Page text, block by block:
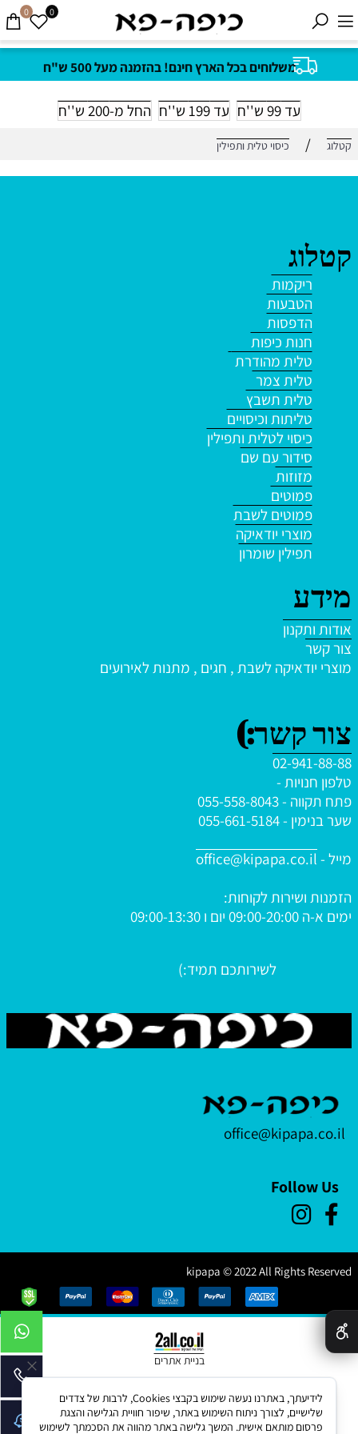
משלוחים בכל הארץ חינם! בהזמנה מעל 500 ש"ח
0 0
עד 99 ש''ח עד 199 ש''ח החל מ-200 ש''ח
קטלוג / כיסוי טלית ותפילין
קטלוג
ריקמות
הטבעות
הדפסות
חנות כיפות
טלית מהודרת
טלית צמר
טלית תשבץ
טליתות וכיסויים
כיסוי לטלית ותפילין
סידור עם שם
מזוזות
פמוטים
פמוטים לשבת
מוצרי יודאיקה
תפילין שומרון
מידע
אודות ותקנון
צור קשר
מוצרי יודאיקה לשבת , חגים , מתנות לאירועים
צור קשר:)
02-941-88-88
טלפון חנויות -
פתח תקווה - 055-558-8043
שער בנימין - 055-661-5184
מייל - office@kipapa.co.il
הזמנות ושירות לקוחות:
ימים א-ה 09:00-20:00 יום ו 09:00-13:30
לשירותכם תמיד:)
office@kipapa.co.il
Follow Us
kipapa © 2022 All Rights Reserved
בניית אתרים
לידיעתך, באתרנו נעשה שימוש בקבצי Cookies, לרבות של צדדים
שלישיים, לצורך ניתוח השימוש באתר, שיפור חוויית הגלישה והצגת
פרסום מותאם אישית. המשך גלישה באתר מהווה את הסכמתך לשימוש